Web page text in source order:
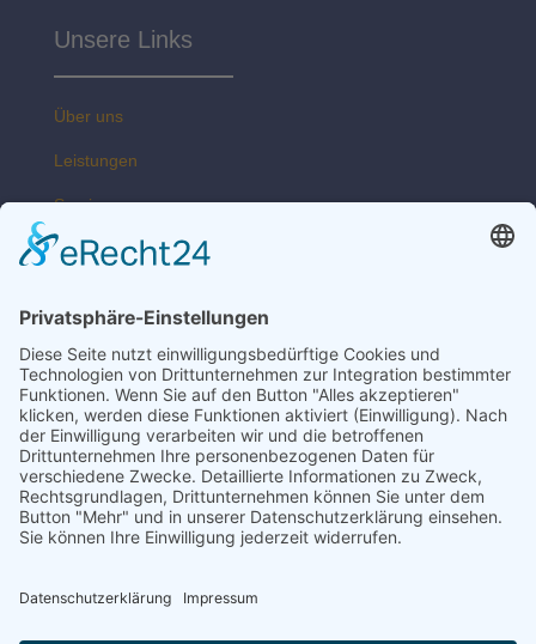
Unsere Links
Über uns
Leistungen
Services
E-Mail
malerbetrieb-thomascyron@web.de
Telefon
(+49) 39955 / 399901
» KONTAKTANFRAGE